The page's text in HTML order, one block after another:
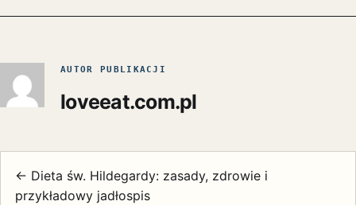
AUTOR PUBLIKACJI
loveeat.com.pl
← Dieta św. Hildegardy: zasady, zdrowie i
przykładowy jadłospis